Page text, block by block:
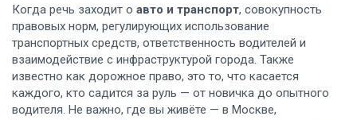
Когда речь заходит о авто и транспорт, совокупность
правовых норм, регулирующих использование
транспортных средств, ответственность водителей и
взаимодействие с инфраструктурой города. Также
известно как дорожное право, это то, что касается
каждого, кто садится за руль — от новичка до опытного
водителя. Не важно, где вы живёте — в Москве,